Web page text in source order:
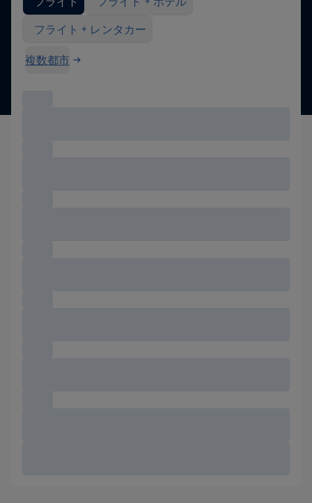
フライト + レンタカー
複数都市